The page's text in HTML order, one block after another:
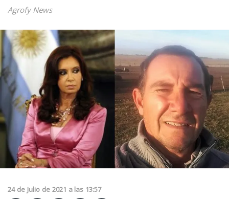
Agrofy News
24 de Julio de 2021 a las 13:57